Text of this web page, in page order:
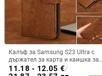
Калъф за Samsung S23 Ultra с
държател за карта и каишка за
през врата
11.18 - 12.05 €/